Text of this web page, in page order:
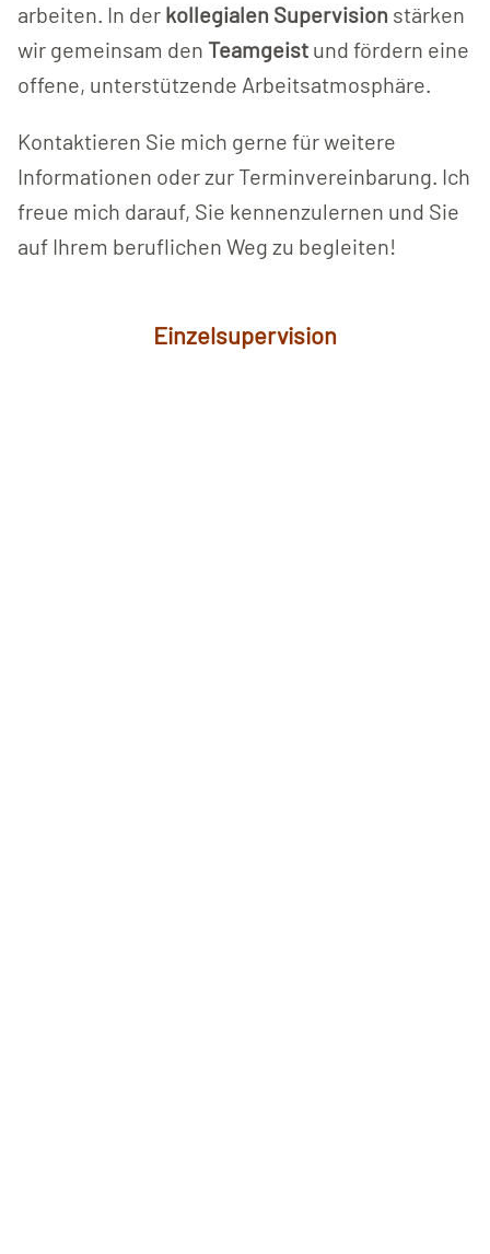
arbeiten. In der kollegialen Supervision stärken
wir gemeinsam den Teamgeist und fördern eine
offene, unterstützende Arbeitsatmosphäre.
Kontaktieren Sie mich gerne für weitere
Informationen oder zur Terminvereinbarung. Ich
freue mich darauf, Sie kennenzulernen und Sie
auf Ihrem beruflichen Weg zu begleiten!
Einzelsupervision